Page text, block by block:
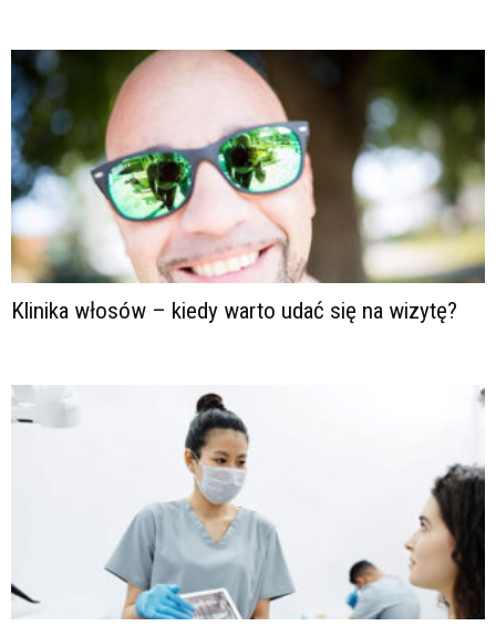
Klinika włosów – kiedy warto udać się na wizytę?